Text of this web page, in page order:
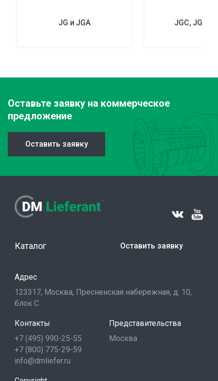
JG и JGA JGC, JGD и
Оставьте заявку на коммерческое
предложение
Оставить заявку
Каталог Оставить заявку
Адрес
123317, Москва, Пресненская набережная, д. 10,
блок С
Контакты
+7 (495) 990-25-55
+7 (800) 775-29-59
info@dmliefer.ru
Представительства
Москва